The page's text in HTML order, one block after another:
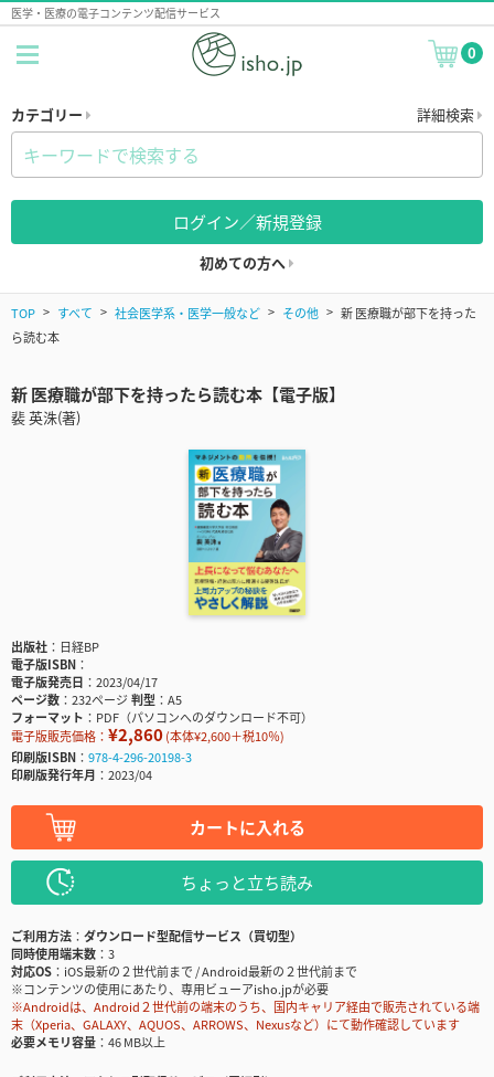
医学・医療の電子コンテンツ配信サービス
0
カテゴリー 詳細検索
ログイン／新規登録
初めての方へ
TOP すべて 社会医学系・医学一般など その他
新 医療職が部下を持った
ら読む本
新 医療職が部下を持ったら読む本【電子版】
裴 英洙(著)
出版社
日経BP
電子版ISBN
電子版発売日
2023/04/17
ページ数
232ページ判型
A5
フォーマット
PDF（パソコンへのダウンロード不可）
電子版販売価格： ¥2,860(本体¥2,600＋税10％)
印刷版ISBN
978-4-296-20198-3
印刷版発行年月
2023/04
カートに入れる
ちょっと立ち読み
ご利用方法
ダウンロード型配信サービス（買切型）
同時使用端末数
3
対応OS
iOS最新の２世代前まで / Android最新の２世代前まで
※コンテンツの使用にあたり、専用ビューアisho.jpが必要
※Androidは、Android２世代前の端末のうち、国内キャリア経由で販売されている端
末（Xperia、GALAXY、AQUOS、ARROWS、Nexusなど）にて動作確認しています
必要メモリ容量
46 MB以上